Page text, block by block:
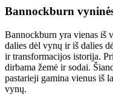
Bannockburn
Bannockburn yra vienas iš
dalies dėl vynų ir iš dalies
ir transformacijos istorija.
dirbama žemė ir sodai.
pastarieji gamina vienus iš
vynų.